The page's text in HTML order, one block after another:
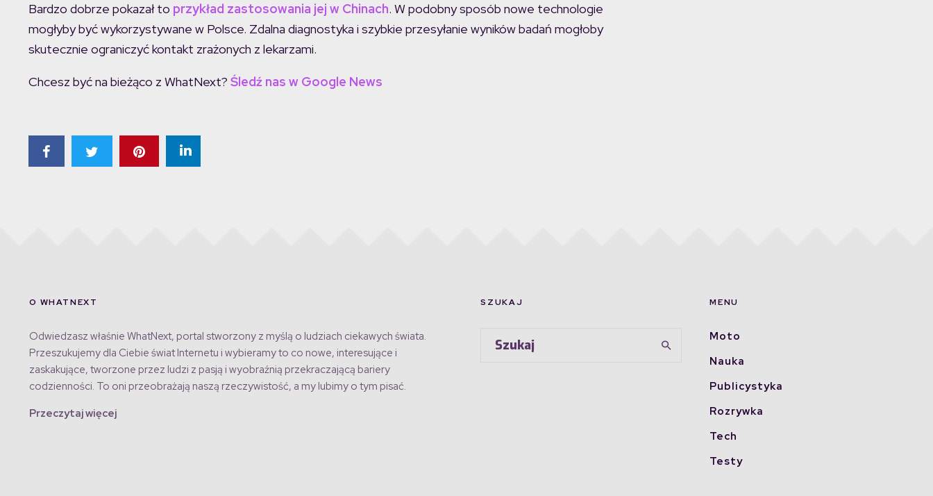
Bardzo dobrze pokazał to przykład zastosowania jej w Chinach. W podobny sposób nowe technologie
mogłyby być wykorzystywane w Polsce. Zdalna diagnostyka i szybkie przesyłanie wyników badań mogłoby
skutecznie ograniczyć kontakt zrażonych z lekarzami.
Chcesz być na bieżąco z WhatNext? Śledź nas w Google News
O WHATNEXT
Odwiedzasz właśnie WhatNext, portal stworzony z myślą o ludziach ciekawych świata.
Przeszukujemy dla Ciebie świat Internetu i wybieramy to co nowe, interesujące i
zaskakujące, tworzone przez ludzi z pasją i wyobraźnią przekraczającą bariery
codzienności. To oni przeobrażają naszą rzeczywistość, a my lubimy o tym pisać.
Przeczytaj więcej
SZUKAJ MENU
Moto
Nauka
Publicystyka
Rozrywka
Tech
Testy